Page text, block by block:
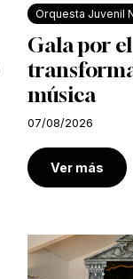
Orquesta Juvenil
Gala por
música
07/08/2026
Ver más